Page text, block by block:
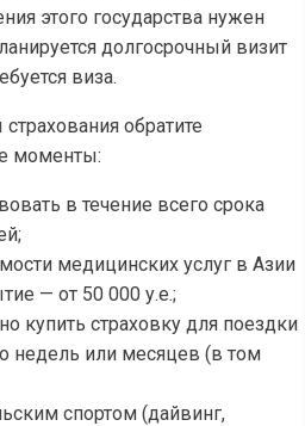
этого государства нужен
долгосрочный визит
виза.
обратите
моменты:
в течение всего срока
медицинских услуг в Азии
— от 50 000 у.е.;
купить страховку для поездки
недель или месяцев (в том
спортом (дайвинг,